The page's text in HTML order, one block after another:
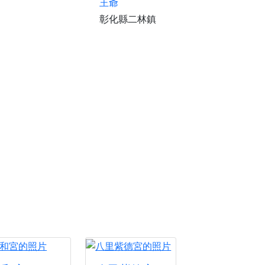
香，共同向七娘媽祝壽祈福
彰化縣二林鎮